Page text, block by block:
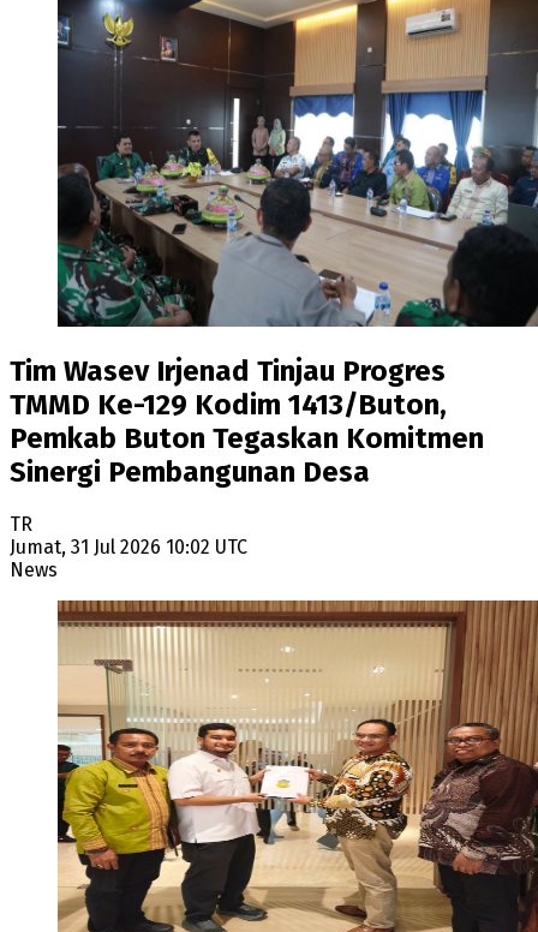
Tim Wasev Irjenad Tinjau Progres
TMMD Ke-129 Kodim 1413/Buton,
Pemkab Buton Tegaskan Komitmen
Sinergi Pembangunan Desa
TR
Jumat, 31 Jul 2026 10:02 UTC
News